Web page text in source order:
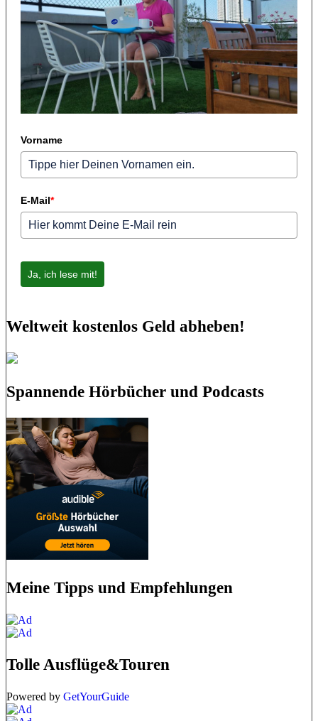
Vorname
E-Mail*
Ja, ich lese mit!
Weltweit kostenlos Geld abheben!
Spannende Hörbücher und Podcasts
Meine Tipps und Empfehlungen
Tolle Ausflüge&Touren
Powered by GetYourGuide